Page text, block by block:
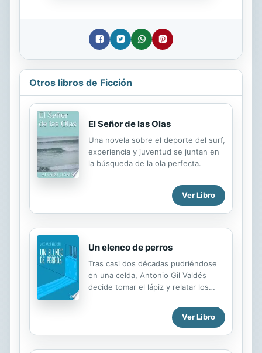
Otros libros de Ficción
El Señor de las Olas
Una novela sobre el deporte del surf,
experiencia y juventud se juntan en
la búsqueda de la ola perfecta.
Ver Libro
Un elenco de perros
Tras casi dos décadas pudriéndose
en una celda, Antonio Gil Valdés
decide tomar el lápiz y relatar los
encarcelado en 1956. Con un
lenguaje ágil y, en ocasiones, soez y
estrambótico, el narrador nos
Ver Libro